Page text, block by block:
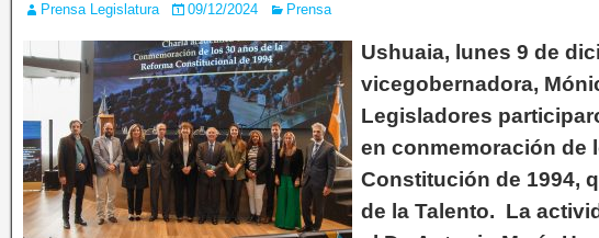
Prensa Legislatura 09/12/2024 Prensa
Ushuaia, lunes 9 de
vicegobernadora,
Legisladores
en conmemoración de
Constitución de 1994,
de la Talento. La